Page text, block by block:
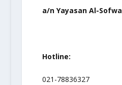
a/n Yayasan Al-Sofwa
Hotline:
021-78836327